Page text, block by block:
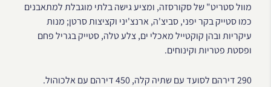
מוול סטריט" של סקורסזה, ומציע גישה בלתי מוגבלת למתאבנים
כמו סטייק בקר יפני, סביצ'ה, ארנצ'יני וקציצות סרטן; מנות
עיקריות ובהן קוקטייל מאכלי ים, צלע טלה, סטייק בגריל פחם
ופסטת פטריות וקינוחים.
290 דירהם לסועד עם שתיה קלה, 450 דירהם עם אלכוהול.